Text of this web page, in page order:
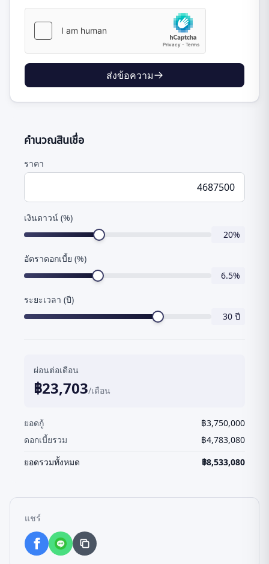
ส่งข้อความ
คำนวณสินเชื่อ
ราคา
เงินดาวน์ (%)
20%
อัตราดอกเบี้ย (%)
6.5%
ระยะเวลา (ปี)
30 ปี
ผ่อนต่อเดือน
฿23,703/เดือน
ยอดกู้ ฿3,750,000
ดอกเบี้ยรวม
฿4,783,080
ยอดรวมทั้งหมด
฿8,533,080
แชร์